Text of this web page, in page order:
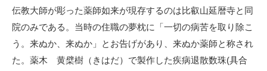
伝教大師が彫った薬師如来が現存するのは比叡山延暦寺と同
院のみである。当時の住職の夢枕に「一切の病苦を取り除こ
う。来ぬか、来ぬか」とお告げがあり、来ぬか薬師と称され
た。薬木 黄檗樹（きはだ）で製作した疾病退散数珠(具合